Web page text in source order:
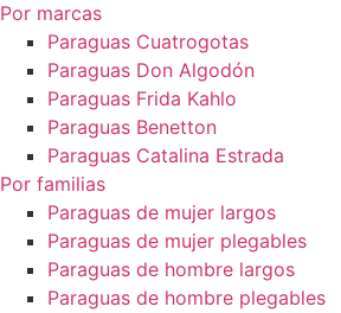
Por marcas
Paraguas Cuatrogotas
Paraguas Don Algodón
Paraguas Frida Kahlo
Paraguas Benetton
Paraguas Catalina Estrada
Por familias
Paraguas de mujer largos
Paraguas de mujer plegables
Paraguas de hombre largos
Paraguas de hombre plegables